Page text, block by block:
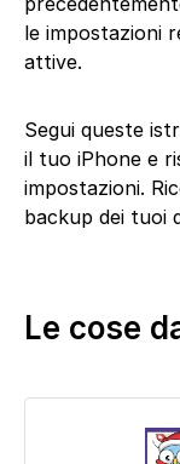
le impostazioni
attive.
Segui queste
il tuo iPhone e
impostazioni.
backup dei tuoi
Le cose